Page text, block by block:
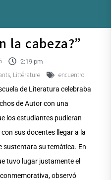
la cabeza?”
2:19 pm
, Littérature encuentro
de Literatura celebraba
de Autor con una
los estudiantes pudieran
sus docentes llegar a la
sustentara su temática. En
tuvo lugar justamente el
observó